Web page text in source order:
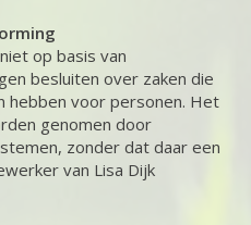
op basis van
besluiten over zaken die
hebben voor personen. Het
genomen door
zonder dat daar een
van Lisa Dijk